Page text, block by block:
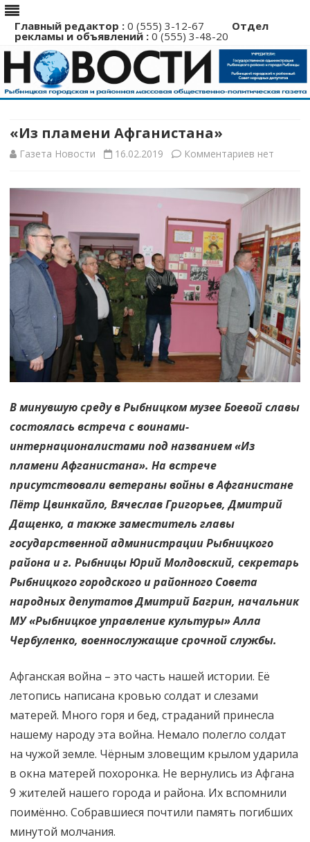
Главный редактор : 0 (555) 3-12-67 Отдел
рекламы и объявлений : 0 (555) 3-48-20
Перейти
«Из пламени Афганистана»
Газета Новости 16.02.2019 Комментариев к
«Из
пламени
нет
В минувшую среду в Рыбницком музее Боевой славы
состоялась встреча с воинами-
интернационалистами под названием «Из
пламени Афганистана». На встрече
присутствовали ветераны войны в Афганистане
Пётр Цвинкайло, Вячеслав Григорьев, Дмитрий
Дащенко, а также заместитель главы
государственной администрации Рыбницкого
района и г. Рыбницы Юрий Молдовский, секретарь
Рыбницкого городского и районного Совета
народных депутатов Дмитрий Багрин, начальник
МУ «Рыбницкое управление культуры» Алла
Чербуленко, военнослужащие срочной службы.
Афганская война – это часть нашей истории. Её
летопись написана кровью солдат и слезами
матерей. Много горя и бед, страданий принесла
нашему народу эта война. Немало полегло солдат
на чужой земле. Чёрным зловещим крылом ударила
в окна матерей похоронка. Не вернулись из Афгана
9 жителей нашего города и района. Их вспомнили
поимённо. Собравшиеся почтили память погибших
минутой молчания.